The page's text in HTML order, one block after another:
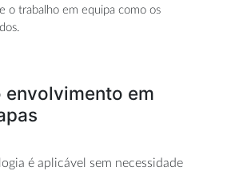
o trabalho em equipa como os
envolvimento em
é aplicável sem necessidade